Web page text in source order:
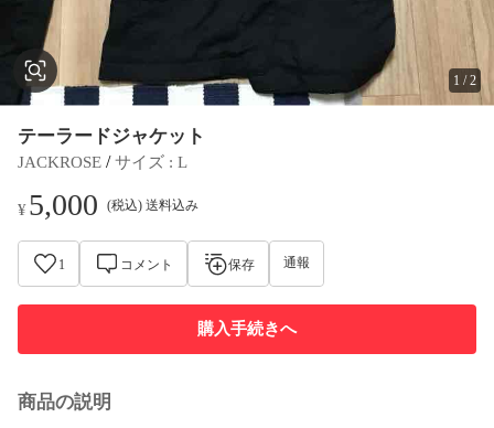
1 /2
テーラードジャケット
JACKROSE / サイズ : L
¥5,000 (税込) 送料込み
1 コメント 保存 通報
購入手続きへ
商品の説明